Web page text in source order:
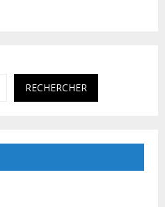
RECHERCHER